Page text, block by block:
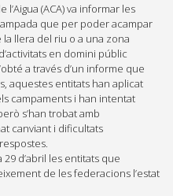
l’Aigua (ACA) va informar les
que per poder acampar
llera del riu o a una zona
en domini públic
a través d’un informe que
aquestes entitats han aplicat
campaments i han intentat
s’han trobat amb
canviant i dificultats
d’abril les entitats que
de les federacions l’estat